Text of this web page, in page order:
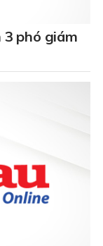
3 phó giám